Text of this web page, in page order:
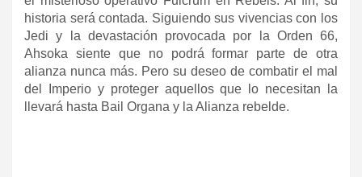
historia será contada. Siguiendo sus vivencias con los
Jedi y la devastación provocada por la Orden 66,
Ahsoka siente que no podrá formar parte de otra
alianza nunca más. Pero su deseo de combatir el mal
del Imperio y proteger aquellos que lo necesitan la
llevará hasta Bail Organa y la Alianza rebelde.